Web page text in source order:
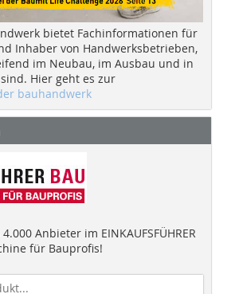
bietet Fachinformationen für
Inhaber von Handwerksbetrieben,
im Neubau, im Ausbau und in
Hier geht es zur
bauhandwerk
Anbieter im EINKAUFSFÜHRER
für Bauprofis!